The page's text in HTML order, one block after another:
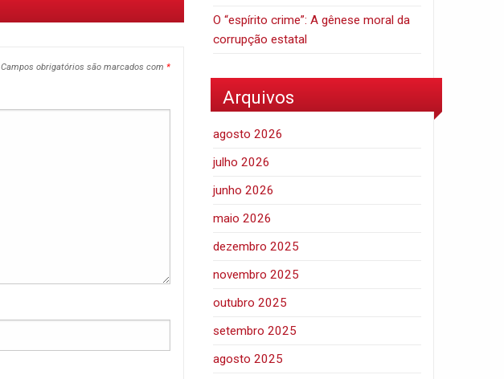
Campos obrigatórios são marcados com *
O “espírito crime”: A gênese moral da
corrupção estatal
Arquivos
agosto 2026
julho 2026
junho 2026
maio 2026
dezembro 2025
novembro 2025
outubro 2025
setembro 2025
agosto 2025